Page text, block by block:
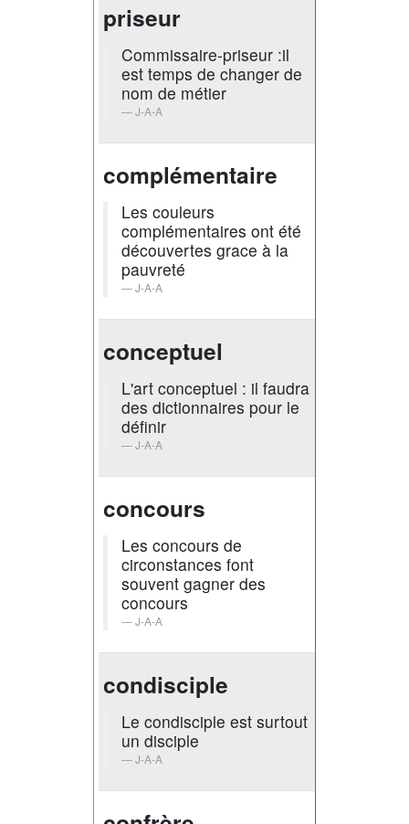
priseur
Commissaire-priseur :il
est temps de changer de
nom de métier
J-A-A
complémentaire
Les couleurs
complémentaires ont été
découvertes grace à la
pauvreté
J-A-A
conceptuel
L'art conceptuel : il faudra
des dictionnaires pour le
définir
J-A-A
concours
Les concours de
circonstances font
souvent gagner des
concours
J-A-A
condisciple
Le condisciple est surtout
un disciple
J-A-A